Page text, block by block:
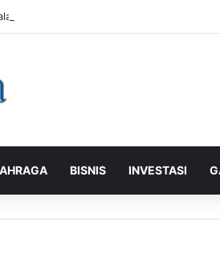
Pelanggan, PLN Icon Plus Sabet Tiga
BISNIS INVESTASI